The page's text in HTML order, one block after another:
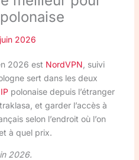
2026
2026 est NordVPN , suivi
sert dans les deux
polonaise depuis l’étranger
et garder l’accès à
selon l’endroit où l’on
à quel prix.
2026.